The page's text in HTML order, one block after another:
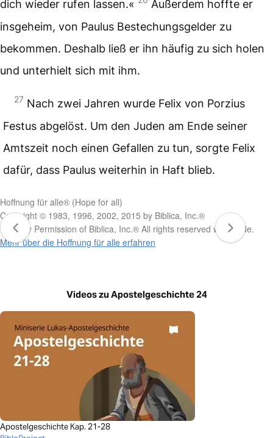
dich wieder rufen lassen.«
Außerdem hoffte er
insgeheim, von Paulus Bestechungsgelder zu
bekommen. Deshalb ließ er ihn häufig zu sich holen
und unterhielt sich mit ihm.
27 Nach zwei Jahren wurde Felix von Porzius
Festus abgelöst. Um den Juden am Ende seiner
Amtszeit noch einen Gefallen zu tun, sorgte Felix
dafür, dass Paulus weiterhin in Haft blieb.
Hoffnung für alle® (Hope for all)
Copyright © 1983, 1996, 2002, 2015 by Biblica, Inc.®
Used by Permission of Biblica, Inc.® All rights reserved worldwide.
Mehr über die Hoffnung für alle erfahren
Videos zu Apostelgeschichte 24
Apostelgeschichte Kap. 21-28